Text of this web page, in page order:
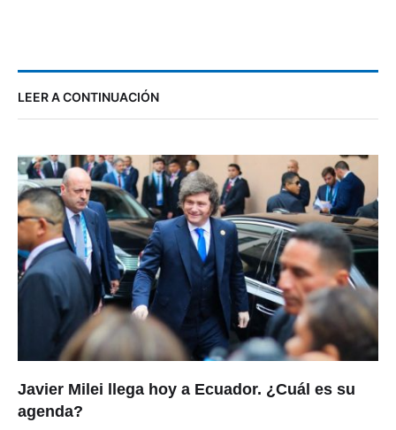
LEER A CONTINUACIÓN
Javier Milei llega hoy a Ecuador. ¿Cuál es su
agenda?